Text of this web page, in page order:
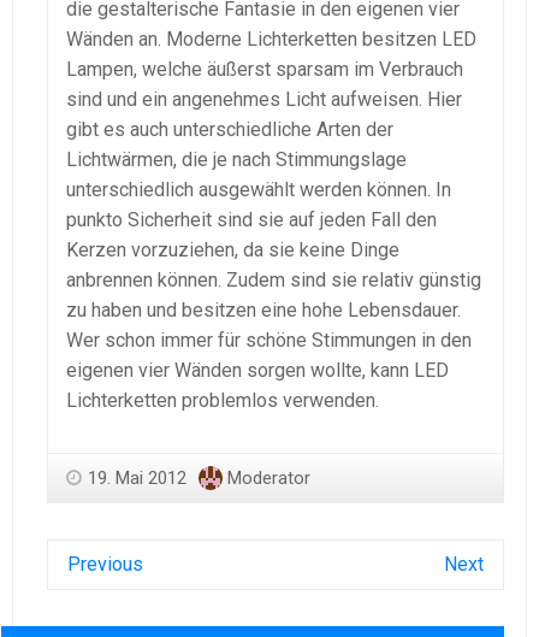
die gestalterische Fantasie in den eigenen vier
Wänden an. Moderne Lichterketten besitzen LED
Lampen, welche äußerst sparsam im Verbrauch
sind und ein angenehmes Licht aufweisen. Hier
gibt es auch unterschiedliche Arten der
Lichtwärmen, die je nach Stimmungslage
unterschiedlich ausgewählt werden können. In
punkto Sicherheit sind sie auf jeden Fall den
Kerzen vorzuziehen, da sie keine Dinge
anbrennen können. Zudem sind sie relativ günstig
zu haben und besitzen eine hohe Lebensdauer.
Wer schon immer für schöne Stimmungen in den
eigenen vier Wänden sorgen wollte, kann LED
Lichterketten problemlos verwenden.
19. Mai 2012 Moderator
Previous Next